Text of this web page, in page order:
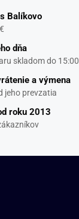
Balíkovo
dňa
skladom do 15:00
a výmena
jeho prevzatia
roku 2013